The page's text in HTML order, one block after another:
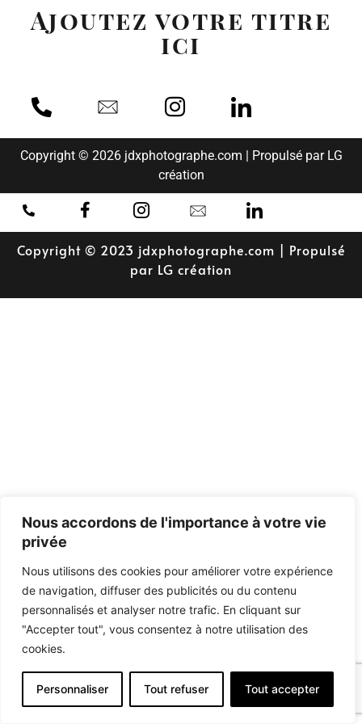
Nous accordons de l'importance à votre vie
privée
Nous utilisons des cookies pour améliorer votre expérience
de navigation, diffuser des publicités ou du contenu
personnalisés et analyser notre trafic. En cliquant sur
"Accepter tout", vous consentez à notre utilisation des
cookies.
Personnaliser Tout refuser Tout accepter
Ajoutez votre titre
ici
Copyright © 2026 jdxphotographe.com | Propulsé par LG
création
Copyright © 2023 jdxphotographe.com | Propulsé
par LG création